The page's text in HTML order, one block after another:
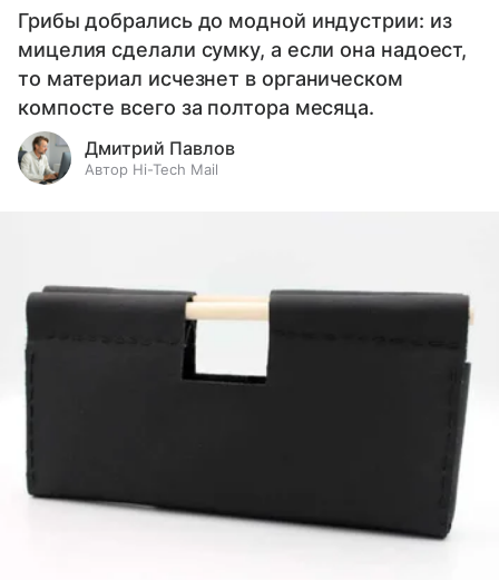
Грибы добрались до модной индустрии: из
мицелия сделали сумку, а если она надоест,
то материал исчезнет в органическом
компосте всего за полтора месяца.
Дмитрий Павлов
Автор Hi-Tech Mail